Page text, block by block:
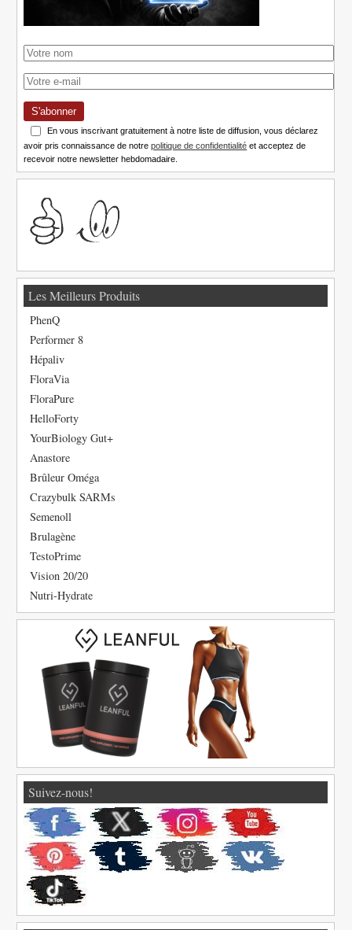
S'abonner
En vous inscrivant gratuitement à notre liste de diffusion, vous déclarez
avoir pris connaissance de notrepolitique de confidentialité et acceptez de
recevoir notre newsletter hebdomadaire.
Les Meilleurs Produits
PhenQ
Performer 8
Hépaliv
FloraVia
FloraPure
HelloForty
YourBiology Gut+
Anastore
Brûleur Oméga
Crazybulk SARMs
Semenoll
Brulagène
TestoPrime
Vision 20/20
Nutri-Hydrate
Suivez-nous!